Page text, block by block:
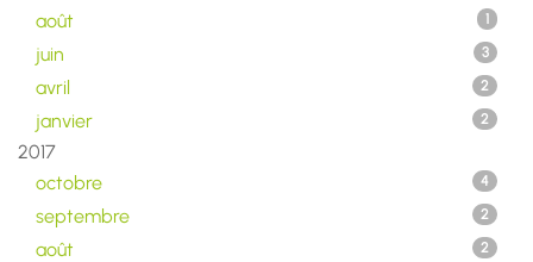
août 1
juin 3
avril 2
janvier 2
2017
octobre
4
septembre 2
août 2